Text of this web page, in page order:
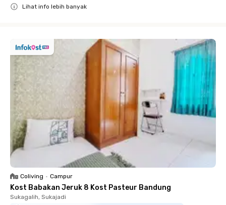
Lihat info lebih banyak
Coliving • Campur
Kost Babakan Jeruk 8 Kost Pasteur Bandung
Sukagalih, Sukajadi